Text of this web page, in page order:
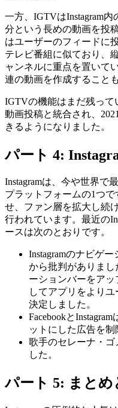
一方、IGTVはInstagram
分という長めの動画を投
はユーザーのフィードに
テレビ番組に似ており、
ャンネルに重点を置いて
連の動画を作成すること
IGTVの機能はまだ残って
動画投稿と統合され、
きるようになりました。
パート 4:
Instagramは、今や世界で
プラットフォームの1つ
せ、ファン層を拡大し続
行われています。最近の
ースは次のとおりです。
Instagramのナビゲ
から批判がありまし
ーションバーをア
してアプリをより
決定しました。
Facebookと
ットにした広告を制
歌手のセレーナ・ゴ
した。
パート 5: まとめ